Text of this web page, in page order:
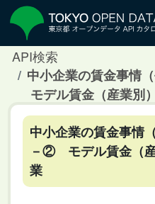
API検索
中小企業の賃金事情
モデル賃金（産業別
中小企業の賃金事情
－② モデル賃金（
業